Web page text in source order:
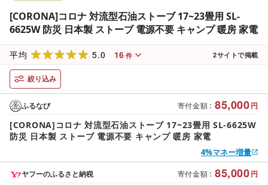
[CORONA]コロナ 対流型石油ストーブ 17~23畳用 SL-
6625W 防災 日本製 ストーブ 電源不要 キャンプ 暖房 家電
平均 5.0 16 件 2サイトで掲載
絞り込み
寄付金額 : 85,000円
ふるなび
[CORONA]コロナ 対流型石油ストーブ 17~23畳用 SL-6625W
防災 日本製 ストーブ 電源不要 キャンプ 暖房 家電
4%マネー増量
寄付金額 : 85,000円
ヤフーのふるさと納税